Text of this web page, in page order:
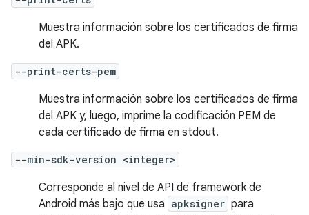
Muestra información sobre los certificados de firma
del APK.
--print-certs-pem
Muestra información sobre los certificados de firma
del APK y, luego, imprime la codificación PEM de
cada certificado de firma en stdout.
--min-sdk-version <integer>
Corresponde al nivel de API de framework de
Android más bajo que usa apksigner para